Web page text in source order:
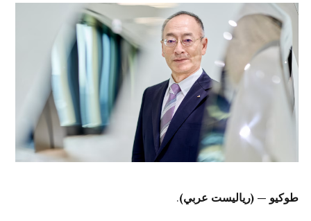
طوكيو — (رياليست عربي).